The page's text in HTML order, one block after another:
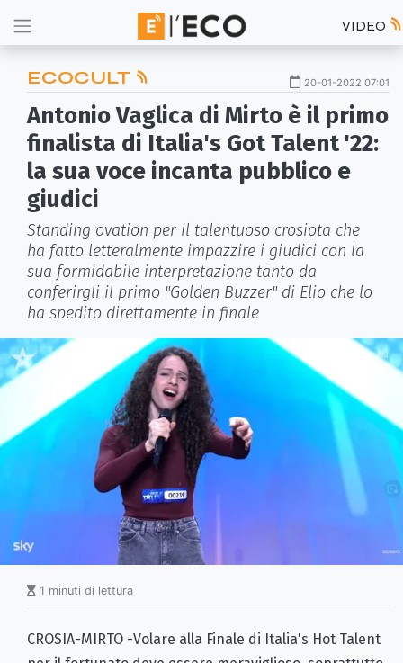
VIDEO
ECOCULT 20-01-2022 07:01
Antonio Vaglica di Mirto è il primo
finalista di Italia's Got Talent '22:
la sua voce incanta pubblico e
giudici
Standing ovation per il talentuoso crosiota che
ha fatto letteralmente impazzire i giudici con la
sua formidabile interpretazione tanto da
conferirgli il primo "Golden Buzzer" di Elio che lo
ha spedito direttamente in finale
1 minuti di lettura
CROSIA-MIRTO -Volare alla Finale di Italia's Hot Talent